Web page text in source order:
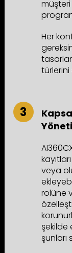
Her
türlerini
veya
rolüne
şekilde
şunları